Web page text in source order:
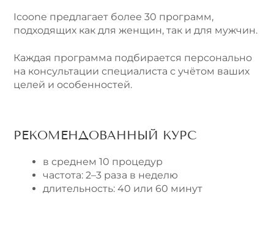
Icoone предлагает более 30 программ,
подходящих как для женщин, так и для мужчин.
Каждая программа подбирается персонально
на консультации специалиста с учётом ваших
целей и особенностей.
РЕКОМЕНДОВАННЫЙ КУРС
в среднем 10 процедур
частота: 2–3 раза в неделю
длительность: 40 или 60 минут